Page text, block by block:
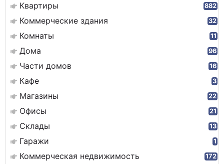
Квартиры 882
Коммерческие здания 32
Комнаты 11
Дома 96
Части домов 16
Кафе 3
Магазины 22
Офисы 21
Склады 13
Гаражи 1
Коммерческая недвижимость 172